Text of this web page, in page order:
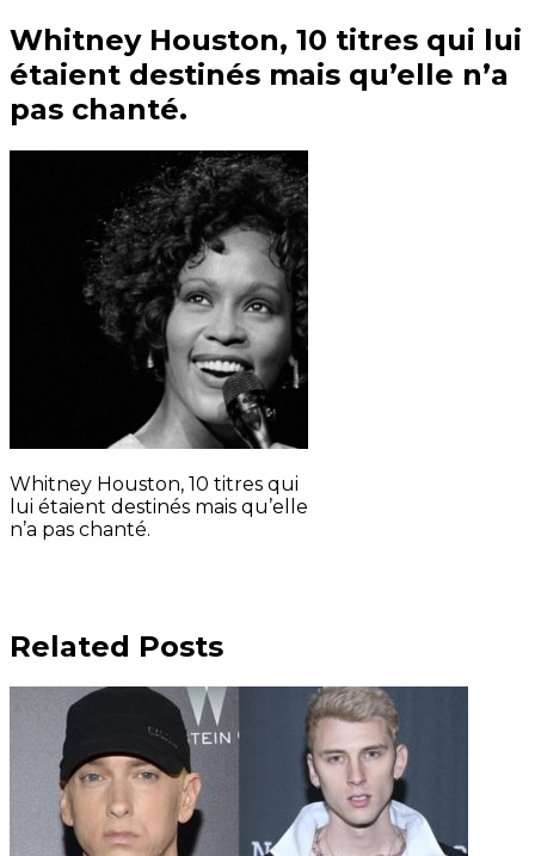
Whitney Houston, 10 titres qui lui
étaient destinés mais qu’elle n’a
pas chanté.
Whitney Houston, 10 titres qui
lui étaient destinés mais qu’elle
n’a pas chanté.
Related Posts